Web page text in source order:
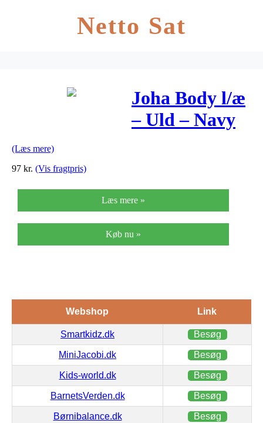
Netto Sat
Joha Body l/æ
– Uld – Navy
(Læs mere)
97 kr. (Vis fragtpris)
Læs mere »
Køb nu »
Webshop Link
Smartkidz.dk Besøg
MiniJacobi.dk Besøg
Kids-world.dk Besøg
BarnetsVerden.dk Besøg
Børnibalance.dk Besøg